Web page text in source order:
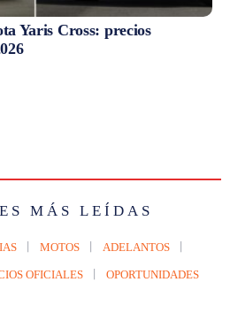
Yaris Cross: precios
MÁS LEÍDAS
MOTOS ADELANTOS
OFICIALES OPORTUNIDADES